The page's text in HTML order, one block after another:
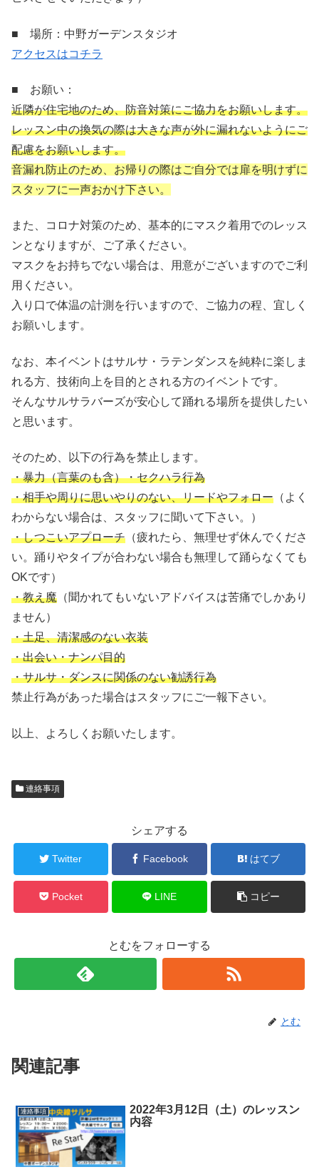
■ 場所：中野ガーデンスタジオ
アクセスはコチラ
■ お願い：
近隣が住宅地のため、防音対策にご協力をお願いします。
レッスン中の換気の際は大きな声が外に漏れないようにご
配慮をお願いします。
音漏れ防止のため、お帰りの際はご自分では扉を明けずに
スタッフに一声おかけ下さい。
また、コロナ対策のため、基本的にマスク着用でのレッス
ンとなりますが、ご了承ください。
マスクをお持ちでない場合は、用意がございますのでご利
用ください。
入り口で体温の計測を行いますので、ご協力の程、宜しく
お願いします。
なお、本イベントはサルサ・ラテンダンスを純粋に楽しま
れる方、技術向上を目的とされる方のイベントです。
そんなサルサラバーズが安心して踊れる場所を提供したい
と思います。
そのため、以下の行為を禁止します。
・暴力（言葉のも含）・セクハラ行為
・相手や周りに思いやりのない、リードやフォロー （よく
わからない場合は、スタッフに聞いて下さい。）
・しつこいアプローチ （疲れたら、無理せず休んでくださ
い。踊りやタイプが合わない場合も無理して踊らなくても
OKです）
・教え魔 （聞かれてもいないアドバイスは苦痛でしかあり
ません）
・土足、清潔感のない衣装
・出会い・ナンパ目的
・サルサ・ダンスに関係のない勧誘行為
禁止行為があった場合はスタッフにご一報下さい。
以上、よろしくお願いたします。
連絡事項
シェアする
Twitter Facebook はてブ
Pocket LINE コピー
とむをフォローする
とむ
関連記事
連絡事項
2022年3月12日（土）のレッスン
内容